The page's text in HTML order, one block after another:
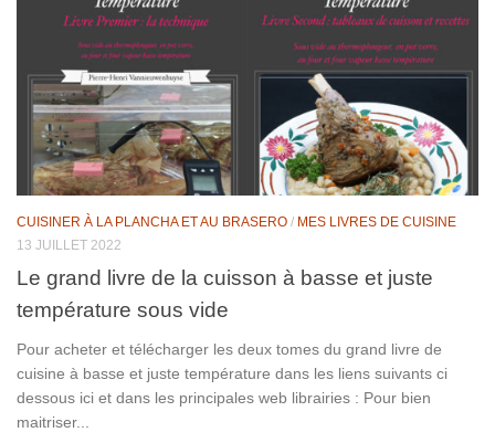
CUISINER À LA PLANCHA ET AU BRASERO / MES LIVRES DE CUISINE
13 JUILLET 2022
Le grand livre de la cuisson à basse et juste
température sous vide
Pour acheter et télécharger les deux tomes du grand livre de
cuisine à basse et juste température dans les liens suivants ci
dessous ici et dans les principales web librairies : Pour bien
maitriser...